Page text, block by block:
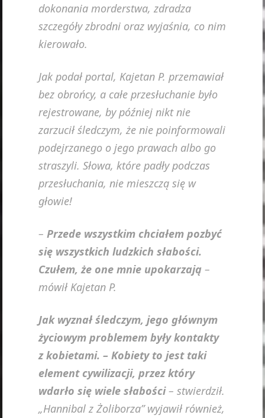
dokonania morderstwa, zdradza
szczegóły zbrodni oraz wyjaśnia, co nim
kierowało.
Jak podał portal, Kajetan P. przemawiał
bez obrońcy, a całe przesłuchanie było
rejestrowane, by później nikt nie
zarzucił śledczym, że nie poinformowali
podejrzanego o jego prawach albo go
straszyli. Słowa, które padły podczas
przesłuchania, nie mieszczą się w
głowie!
– Przede wszystkim chciałem pozbyć
się wszystkich ludzkich słabości.
Czułem, że one mnie upokarzają –
mówił Kajetan P.
Jak wyznał śledczym, jego głównym
życiowym problemem były kontakty
z kobietami. – Kobiety to jest taki
element cywilizacji, przez który
wdarło się wiele słabości – stwierdził.
„Hannibal z Żoliborza” wyjawił również,